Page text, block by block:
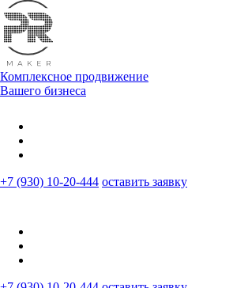
Комплексное продвижение
Вашего бизнеса
+7 (930) 10-20-444 оставить заявку